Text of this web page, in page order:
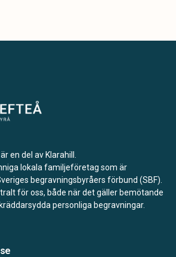
en del av Klarahill.
lokala familjeföretag som är
begravningsbyråers förbund (SBF).
för oss, både när det gäller bemötande
personliga begravningar.